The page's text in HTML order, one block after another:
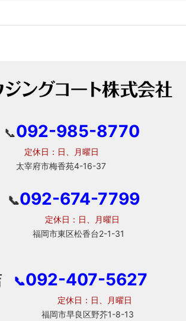
📞092-985-8770
日、月曜日
香苑4-16-37
📞092-674-7799
休日：日、月曜日
市東区松香台2-1-31
📞092-407-5627
日：日、月曜日
市早良区野芥1-8-13